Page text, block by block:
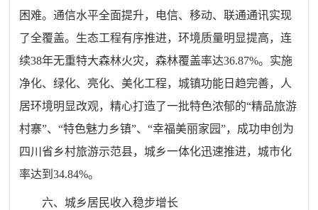
困难。通信水平全面提升，电信、移动、联通通讯实现
了全覆盖。生态工程有序推进，环境质量明显提高，连
续38年无重特大森林火灾，森林覆盖率达36.87%。实施
净化、绿化、亮化、美化工程，城镇功能日趋完善，人
居环境明显改观，精心打造了一批特色浓郁的“精品旅游
村寨”、“特色魅力乡镇”、“幸福美丽家园”，成功申创为
四川省乡村旅游示范县，城乡一体化迅速推进，城市化
率达到34.84%。
六、城乡居民收入稳步增长